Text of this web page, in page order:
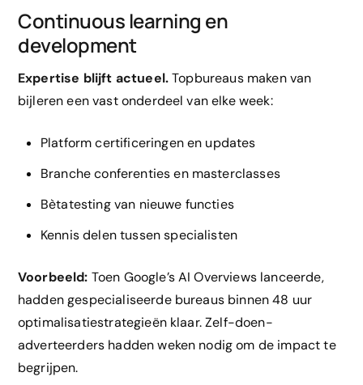
Continuous learning en
development
Expertise blijft actueel.Topbureaus maken van
bijleren een vast onderdeel van elke week:
Platform certificeringen en updates
Branche conferenties en masterclasses
Bètatesting van nieuwe functies
Kennis delen tussen specialisten
Voorbeeld: Toen Google’s AI Overviews lanceerde,
hadden gespecialiseerde bureaus binnen 48 uur
optimalisatiestrategieën klaar. Zelf-doen-
adverteerders hadden weken nodig om de impact te
begrijpen.